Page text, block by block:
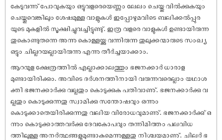
കേടുവന്നു് പോവുകയും ഒട്ടുവളരെയെണ്ണം ലേലം ചെയ്തു വിൽക്കുകയും
ചെയ്തുവെങ്കിലും ശേ‌ഷമുള്ള വാളുകൾ ഇപ്പോഴുമവിടെ ബലിക്കൽപ്പുര
യുടെ മുകളിൽ സൂക്ഷിച്ചുവച്ചിട്ടുണ്ടു്. ഇത്ര വളരെ വാളുകൾ ഉണ്ടായിരുന്ന
തുകൊണ്ടുതന്നെ അന്നു കൊള്ളയ്ക്കു വന്നിരുന്ന തുലുക്കന്മാരുടെ സംഖ്യ
ഒട്ടും ചില്ലറയല്ലായിരുന്നു എന്നു തീർച്ചയാക്കാം.
ആറന്മുള ക്ഷേത്രത്തിൽ എല്ലാക്കാലത്തും ഭജനക്കാർ ധാരാള
മുണ്ടായിരിക്കും. അവിടെ ദർശനത്തിനായി വരുന്നവരെല്ലാം യഥാശ
ക്തി ഭജനക്കാർക്കു വല്ലതും കൊടുക്കുക പതിവാണു്. ഭജനക്കാർക്കു വ
ല്ലതും കൊടുക്കുന്നതു സ്വാമിക്കു സന്തോ‌ഷവും ഒന്നും
കൊടുക്കാതെയിരിക്കുന്നതു വലിയ വിരോധവുമാണു്. ഭജനക്കാർക്കു് ഒ
ന്നും കൊടുക്കാത്തവർക്കു ദേവകോപവും തന്നിമിത്തം പലവിധ
ത്തിലുള്ള അനർത്ഥങ്ങളുമുണ്ടാകുമെന്നുള്ളതു നിശ്ചയമാണു്. ചിലർ ഭ